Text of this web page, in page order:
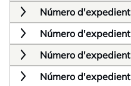
Número d'expedient
Número d'expedient
Número d'expedient
Número d'expedient